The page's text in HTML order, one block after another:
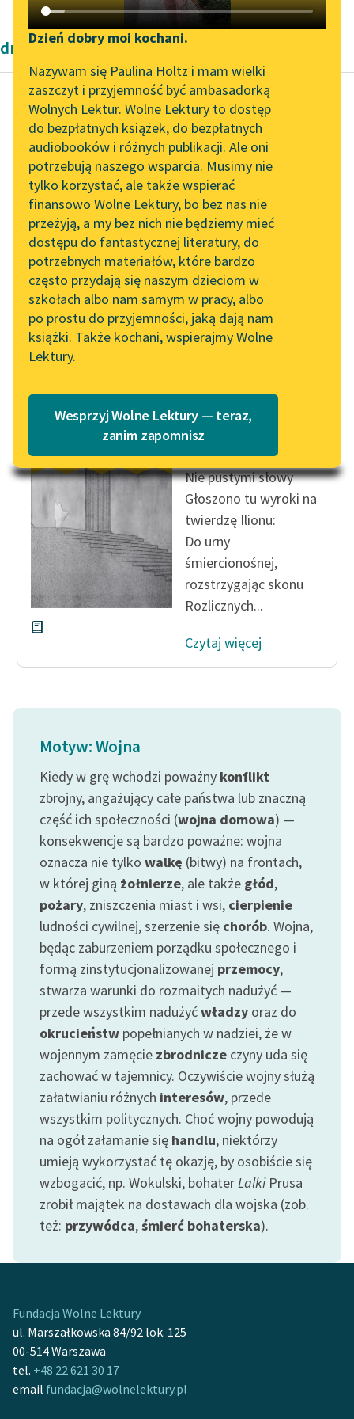
Katalog DAISY
Podkasty o książkach
Zgłoś brak utworu
Aktualności
Zapraszamy na spotkanie
online z tłumaczkami
literatury skandynawskiej
Spotkanie z Katarzyną
Tunkiel w Oslo
Wolne Lektury na 32.
Pol’and’Rock Festivalu
„Kochanek Lady
Chatterley” do słuchania
na Wolnych Lekturach
Nowy audiobook –
„Marzenie o Oriencie”
Lektury szkolne i klasyka
literatury do słuchania dla
uczennic i uczniów z
niepełnosprawnościami
E-kolekcja lektur
szkolnych i literatury do
słuchania dla uczennic i
uczniów z
niepełnosprawnościami
Feministyczne inspiracje.
skandynawskiej literatury
Ręce pełne poezji
Kolekcje edukacyjne
twórców przechodzących
do domeny publicznej,
lektur szkolnych oraz
Starego Testamentu
Odkurzamy bohaterów
Szkoła Poezji Wolnych
Lektur
Narzędzia
Mapa Wolnych Lektur
Leśmianator
Przewodnik dla piszących i
czytających
API
OAI-PMH
Widget Wolnych Lektur
Przypisy
Katalog w formacie PDF
O nas
Kontakt
O projekcie
Zespół
Zasady wykorzystania
Wolnych Lektur
Logotypy
Materiały promocyjne
Dane fundacji i
sprawozdania finansowe
Regulamin darowizn
Informacja o treściach
Dzień dobry moi kochani.
Nazywam się Paulina Holtz i mam wielki
zaszczyt i przyjemność być ambasadorką
Wolnych Lektur. Wolne Lektury to dostęp
do bezpłatnych książek, do bezpłatnych
audiobooków i różnych publikacji. Ale oni
potrzebują naszego wsparcia. Musimy nie
tylko korzystać, ale także wspierać
finansowo Wolne Lektury, bo bez nas nie
przeżyją, a my bez nich nie będziemy mieć
dostępu do fantastycznej literatury, do
potrzebnych materiałów, które bardzo
często przydają się naszym dzieciom w
szkołach albo nam samym w pracy, albo
po prostu do przyjemności, jaką dają nam
książki. Także kochani, wspierajmy Wolne
Lektury.
Wesprzyj Wolne Lektury — teraz,
zanim zapomnisz
dramaty antyczne
Ajschylos
Oresteja
Ares, mieniacz ludzkich
trupów!
Za garść złota, on, co
waży
Na oszczepie życie
człeka,
Hen...
Ajschylos
Oresteja
Nie pustymi słowy
Głoszono tu wyroki na
twierdzę Ilionu:
Do urny
śmiercionośnej,
rozstrzygając skonu
Rozlicznych...
Czytaj więcej
Motyw: Wojna
Kiedy w grę wchodzi poważny konflikt
zbrojny, angażujący całe państwa lub znaczną
część ich społeczności (wojna domowa) —
konsekwencje są bardzo poważne: wojna
oznacza nie tylko walkę (bitwy) na frontach,
w której giną żołnierze, ale także głód,
pożary, zniszczenia miast i wsi, cierpienie
ludności cywilnej, szerzenie się chorób. Wojna,
będąc zaburzeniem porządku społecznego i
formą zinstytucjonalizowanej przemocy,
stwarza warunki do rozmaitych nadużyć —
przede wszystkim nadużyćwładzy oraz do
okrucieństw popełnianych w nadziei, że w
wojennym zamęcie zbrodnicze czyny uda się
zachować w tajemnicy. Oczywiście wojny służą
załatwianiu różnych interesów, przede
wszystkim politycznych. Choć wojny powodują
na ogół załamanie się handlu, niektórzy
umieją wykorzystać tę okazję, by osobiście się
wzbogacić, np. Wokulski, bohaterLalkiPrusa
zrobił majątek na dostawach dla wojska (zob.
też: przywódca,śmierć bohaterska).
Fundacja Wolne Lektury
ul. Marszałkowska 84/92 lok. 125
00-514 Warszawa
tel. +48 22 621 30 17
email fundacja@wolnelektury.pl